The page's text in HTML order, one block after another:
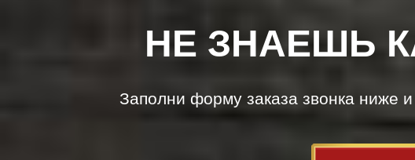
НЕ ЗНАЕШЬ
Заполни форму заказа звонка ниже